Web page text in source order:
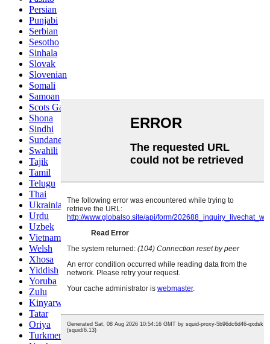
Persian
Punjabi
Serbian
Sesotho
Sinhala
Slovak
Slovenian
Somali
Samoan
Scots Gaelic
Shona
Sindhi
Sundanese
Swahili
Tajik
Tamil
Telugu
Thai
Ukrainian
Urdu
Uzbek
Vietnamese
Welsh
Xhosa
Yiddish
Yoruba
Zulu
Kinyarwanda
Tatar
Oriya
Turkmen